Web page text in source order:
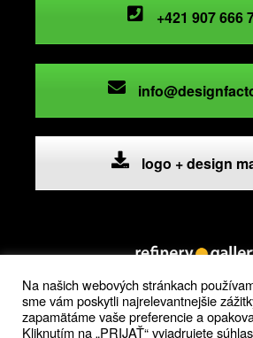
+421 907 666
logo + design
refinery gallery
vlčie hrdlo, 821 07
Na našich webových stránkach
sme vám poskytli najrelevantnejšie
zapamätáme vaše preferencie a
Kliknutím na „PRIJAŤ“ vyjadrujete